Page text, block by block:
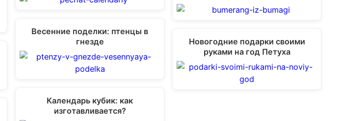
Весенние поделки: птенцы в
гнезде
Календарь кубик: как
изготавливается?
Новогодние подарки своими
руками на год Петуха